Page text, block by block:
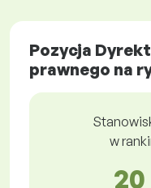
Pozycja
prawnego na
w